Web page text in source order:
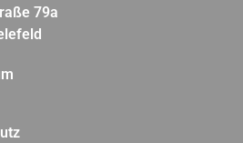
79a